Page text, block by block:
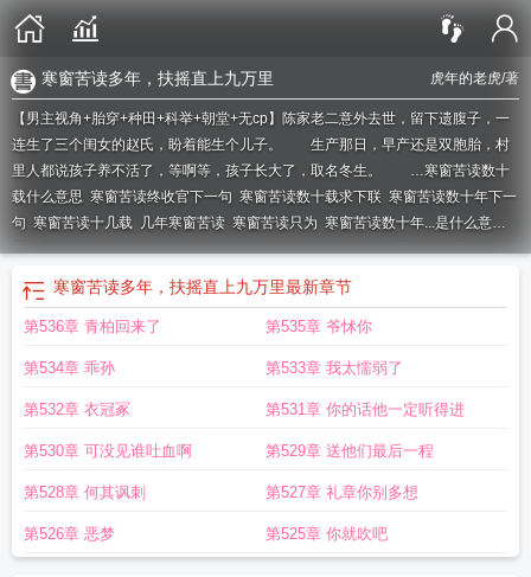
虎年的老虎/著
寒窗苦读多年，扶摇直上九万里
【男主视角+胎穿+种田+科举+朝堂+无cp】陈家老二意外去世，留下遗腹子，一
连生了三个闺女的赵氏，盼着能生个儿子。 生产那日，早产还是双胞胎，村
里人都说孩子养不活了，等啊等，孩子长大了，取名冬生。 …寒窗苦读数十
载什么意思 寒窗苦读终收官下一句 寒窗苦读数十载求下联 寒窗苦读数十年下一
句 寒窗苦读十几载 几年寒窗苦读 寒窗苦读只为 寒窗苦读数十年...是什么意
思?寒窗苦读十数载寒窗苦读数十载下一句寒窗苦读十年书是什么意思寒窗苦
读几十年 寒窗苦读九年的后半句是什么 寒窗苦读是多少年
几十载后一句
读数十年 下联寒窗苦读十年书下一句是什么寒窗苦读数十载下联
寒窗苦读多年，扶摇直上九万里最新章节
第536章 青柏回来了 第535章 爷怵你
第534章 乖孙 第533章 我太懦弱了
第532章 衣冠冢 第531章 你的话他一定听得进
第530章 可没见谁吐血啊 第529章 送他们最后一程
第528章 何其讽刺 第527章 礼章你别多想
第526章 恶梦 第525章 你就吹吧